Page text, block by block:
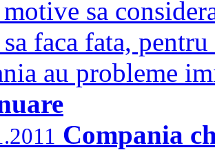
sa
faca fata,
au probleme
Compania